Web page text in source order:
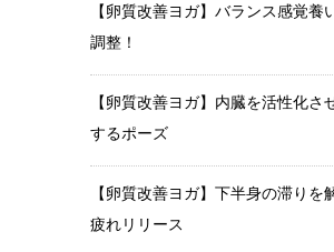
【卵質改善ヨガ】バランス感覚養
調整！
【卵質改善ヨガ】内臓を活性化さ
するポーズ
【卵質改善ヨガ】下半身の滞りを
疲れリリース